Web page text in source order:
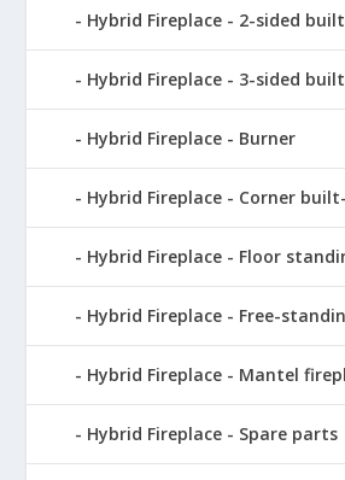
Hybrid Fireplace - 2-sided
Hybrid Fireplace - 3-sided
Hybrid Fireplace - Burner
Hybrid Fireplace - Corner
Hybrid Fireplace - Floor
Hybrid Fireplace - Free-
Hybrid Fireplace - Mantel
Hybrid Fireplace - Spare parts